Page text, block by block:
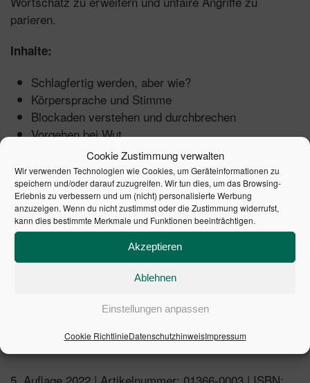
Cookie Zustimmung verwalten
Wir verwenden Technologien wie Cookies, um Geräteinformationen zu
speichern und/oder darauf zuzugreifen. Wir tun dies, um das Browsing-
Erlebnis zu verbessern und um (nicht) personalisierte Werbung
anzuzeigen. Wenn du nicht zustimmst oder die Zustimmung widerrufst,
kann dies bestimmte Merkmale und Funktionen beeinträchtigen.
Akzeptieren
Ablehnen
Einstellungen anpassen
Cookie RichtlinieDatenschutzhinweisImpressum
parieren.
Inhalte:
Schlagfertig werden, aber wie?
Körpersprache und Stimme
Blockaden verstehen und durchbrechen
Vorgehen bei Wut
Schläge unter die Gürtellinie parieren
Wie Sie andere zum Lachen bringen
Schlagfertig vor Publikum
Neu in der 5. Auflage:
Sich gegenüber rücksichtslosen Alphatieren
behaupten
Habe ich was Falsches gesagt?
Aktualisierte Beispiele